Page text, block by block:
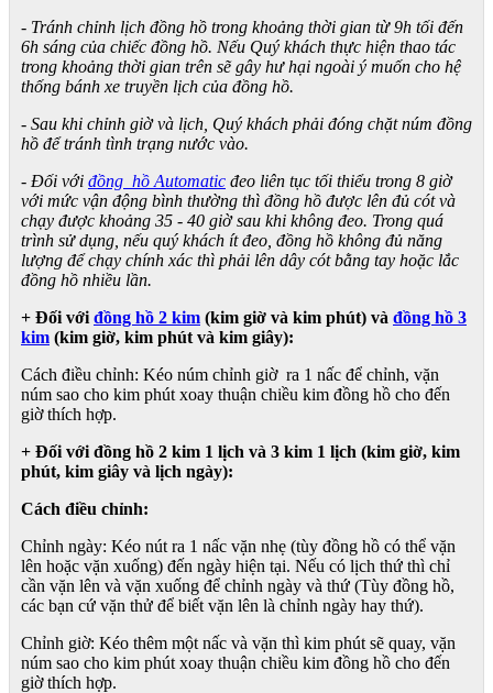
- Tránh chỉnh lịch đồng hồ trong khoảng thời gian từ 9h tối đến
6h sáng của chiếc đồng hồ. Nếu Quý khách thực hiện thao tác
trong khoảng thời gian trên sẽ gây hư hại ngoài ý muốn cho hệ
thống bánh xe truyền lịch của đồng hồ.
- Sau khi chỉnh giờ và lịch, Quý khách phải đóng chặt núm đồng
hồ để tránh tình trạng nước vào.
- Đối với đồng hồ Automatic đeo liên tục tối thiểu trong 8 giờ
với mức vận động bình thường thì đồng hồ được lên đủ cót và
chạy được khoảng 35 - 40 giờ sau khi không đeo. Trong quá
trình sử dụng, nếu quý khách ít đeo, đồng hồ không đủ năng
lượng để chạy chính xác thì phải lên dây cót bằng tay hoặc lắc
đồng hồ nhiều lần.
+ Đối với đồng hồ 2 kim (kim giờ và kim phút) và đồng hồ 3
kim (kim giờ, kim phút và kim giây):
Cách điều chỉnh: Kéo núm chỉnh giờ ra 1 nấc để chỉnh, vặn
núm sao cho kim phút xoay thuận chiều kim đồng hồ cho đến
giờ thích hợp.
+ Đối với đồng hồ 2 kim 1 lịch và 3 kim 1 lịch (kim giờ, kim
phút, kim giây và lịch ngày):
Cách điều chỉnh:
Chỉnh ngày: Kéo nút ra 1 nấc vặn nhẹ (tùy đồng hồ có thể vặn
lên hoặc vặn xuống) đến ngày hiện tại. Nếu có lịch thứ thì chỉ
cần vặn lên và vặn xuống để chỉnh ngày và thứ (Tùy đồng hồ,
các bạn cứ vặn thử để biết vặn lên là chỉnh ngày hay thứ).
Chỉnh giờ: Kéo thêm một nấc và vặn thì kim phút sẽ quay, vặn
núm sao cho kim phút xoay thuận chiều kim đồng hồ cho đến
giờ thích hợp.